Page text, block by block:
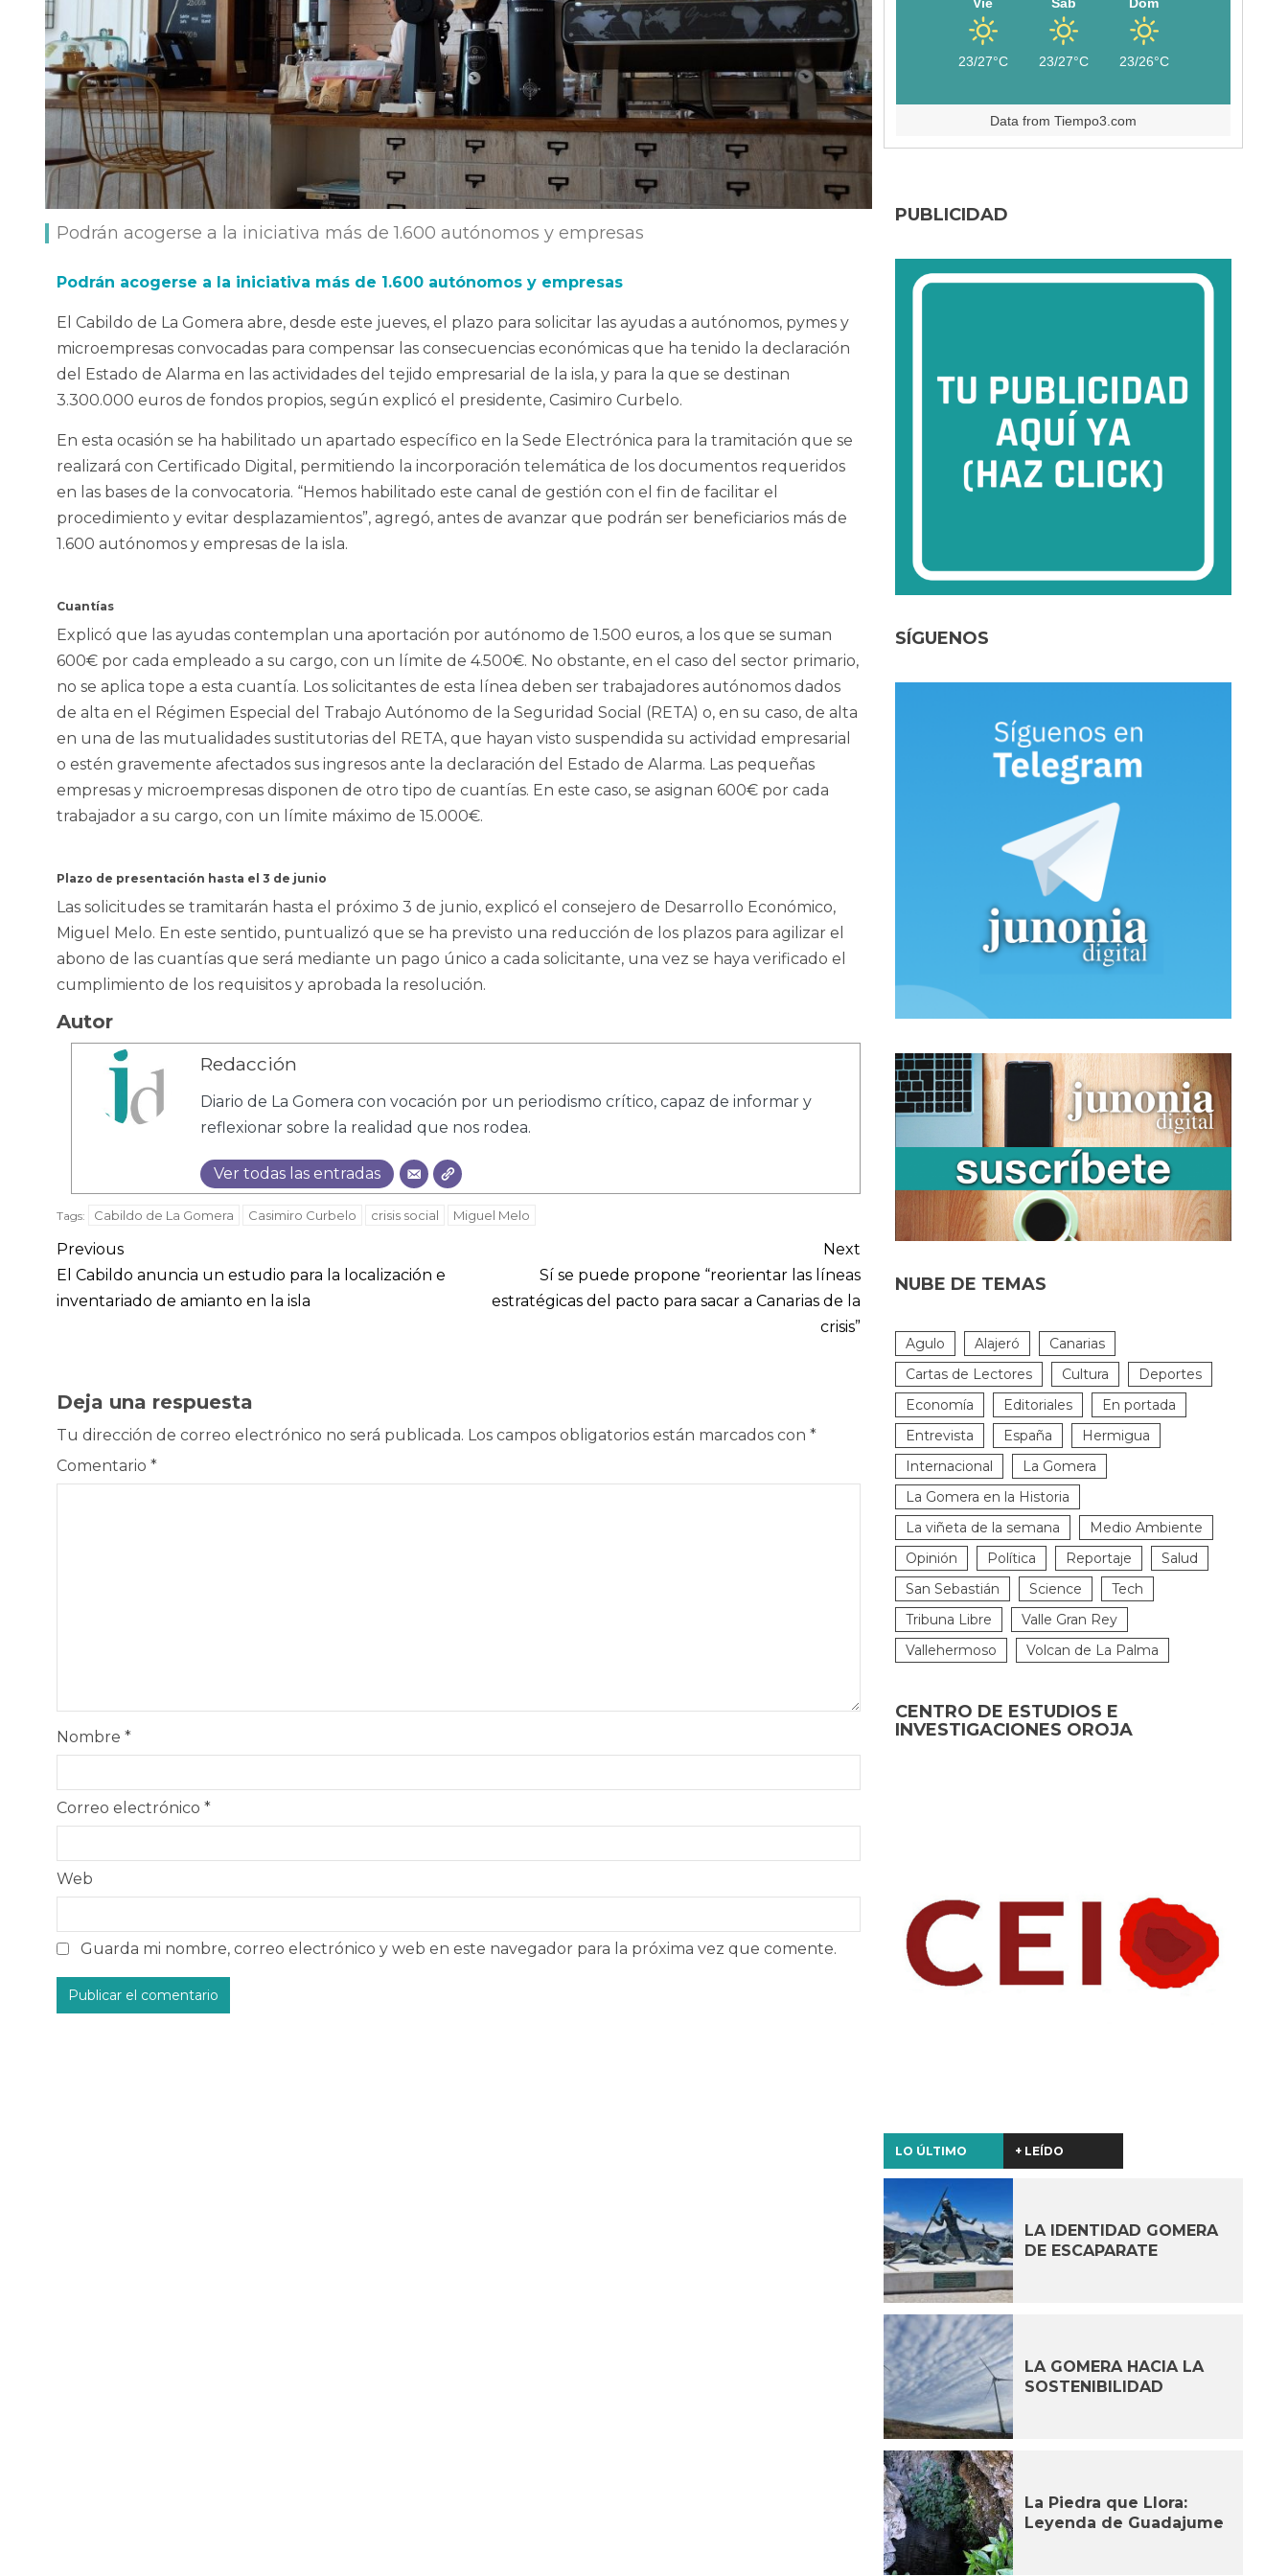
Podrán acogerse a la iniciativa más de 1.600 autónomos y empresas
Podrán acogerse a la iniciativa más de 1.600 autónomos y empresas
El Cabildo de La Gomera abre, desde este jueves, el plazo para solicitar las ayudas a autónomos, pymes y
microempresas convocadas para compensar las consecuencias económicas que ha tenido la declaración
del Estado de Alarma en las actividades del tejido empresarial de la isla, y para la que se destinan
3.300.000 euros de fondos propios, según explicó el presidente, Casimiro Curbelo.
En esta ocasión se ha habilitado un apartado específico en la Sede Electrónica para la tramitación que se
realizará con Certificado Digital, permitiendo la incorporación telemática de los documentos requeridos
en las bases de la convocatoria. “Hemos habilitado este canal de gestión con el fin de facilitar el
procedimiento y evitar desplazamientos”, agregó, antes de avanzar que podrán ser beneficiarios más de
1.600 autónomos y empresas de la isla.
Cuantías
Explicó que las ayudas contemplan una aportación por autónomo de 1.500 euros, a los que se suman
600€ por cada empleado a su cargo, con un límite de 4.500€. No obstante, en el caso del sector primario,
no se aplica tope a esta cuantía. Los solicitantes de esta línea deben ser trabajadores autónomos dados
de alta en el Régimen Especial del Trabajo Autónomo de la Seguridad Social (RETA) o, en su caso, de alta
en una de las mutualidades sustitutorias del RETA, que hayan visto suspendida su actividad empresarial
o estén gravemente afectados sus ingresos ante la declaración del Estado de Alarma. Las pequeñas
empresas y microempresas disponen de otro tipo de cuantías. En este caso, se asignan 600€ por cada
trabajador a su cargo, con un límite máximo de 15.000€.
Plazo de presentación hasta el 3 de junio
Las solicitudes se tramitarán hasta el próximo 3 de junio, explicó el consejero de Desarrollo Económico,
Miguel Melo. En este sentido, puntualizó que se ha previsto una reducción de los plazos para agilizar el
abono de las cuantías que será mediante un pago único a cada solicitante, una vez se haya verificado el
cumplimiento de los requisitos y aprobada la resolución.
Autor
Redacción
Diario de La Gomera con vocación por un periodismo crítico, capaz de informar y
reflexionar sobre la realidad que nos rodea.
Ver todas las entradas
Tags: Cabildo de La Gomera Casimiro Curbelo crisis social Miguel Melo
Previous
El Cabildo anuncia un estudio para la localización e
inventariado de amianto en la isla
Next
Sí se puede propone “reorientar las líneas
estratégicas del pacto para sacar a Canarias de la
crisis”
Deja una respuesta
Tu dirección de correo electrónico no será publicada. Los campos obligatorios están marcados con *
Comentario *
Nombre *
Correo electrónico *
Web
Guarda mi nombre, correo electrónico y web en este navegador para la próxima vez que comente.
23/27°C 23/27°C 23/26°C
Data from Tiempo3.com
PUBLICIDAD
SÍGUENOS
NUBE DE TEMAS
Agulo Alajeró
Canarias
Cartas de Lectores
Cultura
Deportes
Economía
Editoriales
En portada
Entrevista
España
Hermigua
Internacional
La Gomera
La Gomera en la Historia
La viñeta de la semana
Medio Ambiente
Opinión
Política Reportaje
Salud
San Sebastián
Science
Tech
Tribuna Libre
Valle Gran Rey
Vallehermoso
Volcan de La Palma
CENTRO DE ESTUDIOS E
INVESTIGACIONES OROJA
LO ÚLTIMO + LEÍDO
LA IDENTIDAD GOMERA
DE ESCAPARATE
LA GOMERA HACIA LA
SOSTENIBILIDAD
La Piedra que Llora:
Leyenda de Guadajume